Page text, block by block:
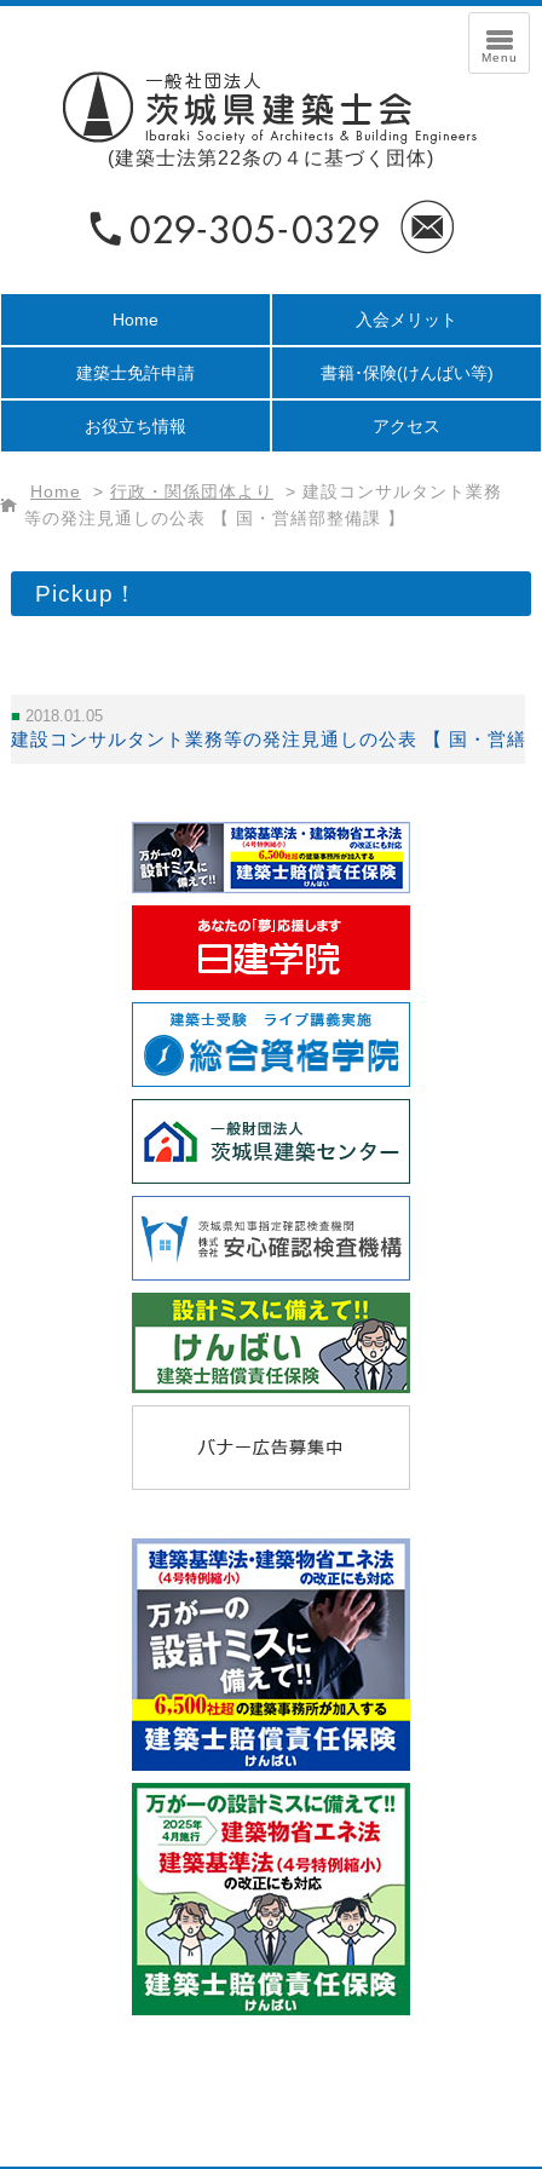
(建築士法第22条の４に基づく団体)
Home 入会メリット
建築士免許申請 書籍･保険(けんばい等)
お役立ち情報 アクセス
Home > 行政・関係団体より > 建設コンサルタント業務
等の発注見通しの公表 【 国・営繕部整備課 】
Pickup！
2018.01.05
建設コンサルタント業務等の発注見通しの公表 【 国・営繕